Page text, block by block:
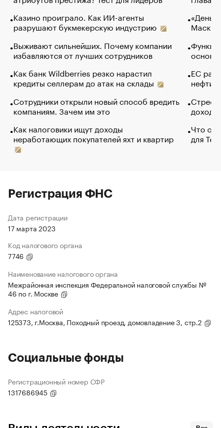
Казино проиграло. Как ИИ-агенты
разрушают букмекерскую индустрию
Выживают сильнейших. Почему компании
избавляются от лучших сотрудников
Как банк Wildberries резко нарастил
кредиты селлерам до атак на склады
Сотрудники открыли новый способ вредить
компаниям. Зачем им это
Как налоговики ищут доходы
неработающих покупателей яхт и квартир
Маск в
основ
ЕС
нефти
Что
для
Регистрация ФНС
Дата регистрации
17 марта 2023
Код налогового органа
7746
Наименование налогового органа
Межрайонная инспекция Федеральной налоговой службы №
46 по г. Москве
Адрес налоговой
125373, г.Москва, Походный проезд, домовладение 3, стр.2
Социальные фонды
Регистрационный номер СФР
1317686945